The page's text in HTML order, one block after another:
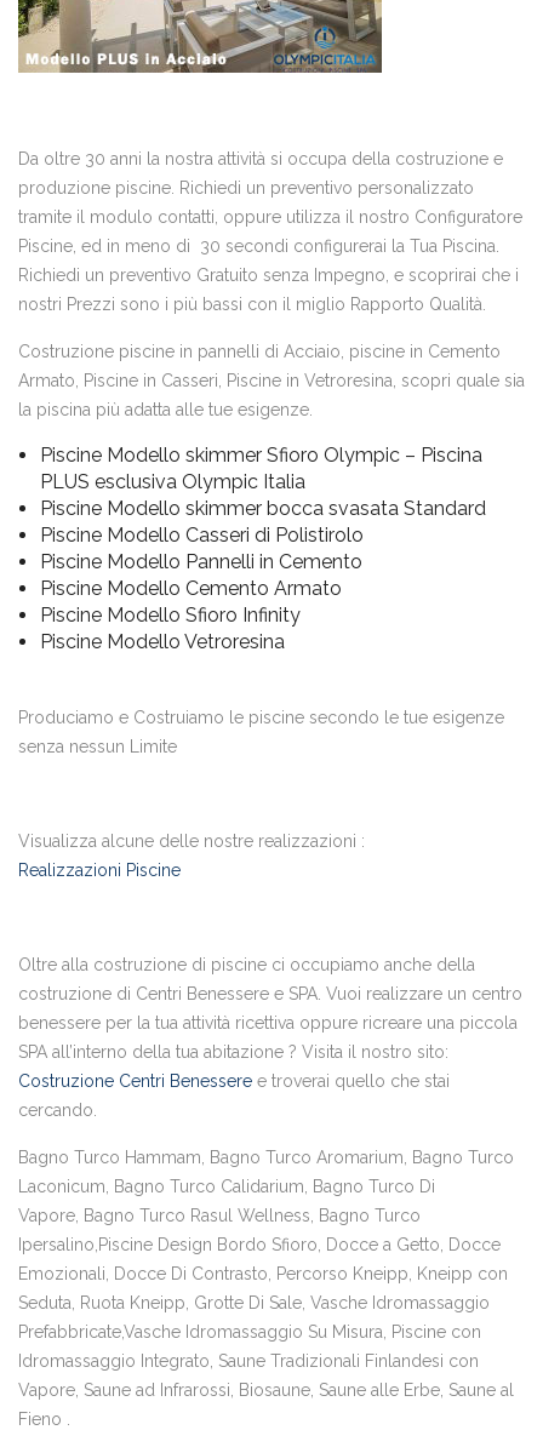
Da oltre 30 anni la nostra attività si occupa della costruzione e
produzione piscine. Richiedi un preventivo personalizzato
tramite il modulo contatti, oppure utilizza il nostro Configuratore
Piscine, ed in meno di 30 secondi configurerai la Tua Piscina.
Richiedi un preventivo Gratuito senza Impegno, e scoprirai che i
nostri Prezzi sono i più bassi con il miglio Rapporto Qualità.
Costruzione piscine in pannelli di Acciaio, piscine in Cemento
Armato, Piscine in Casseri, Piscine in Vetroresina, scopri quale sia
la piscina più adatta alle tue esigenze.
Piscine Modello skimmer Sfioro Olympic – Piscina
PLUS esclusiva Olympic Italia
Piscine Modello skimmer bocca svasata Standard
Piscine Modello Casseri di Polistirolo
Piscine Modello Pannelli in Cemento
Piscine Modello Cemento Armato
Piscine Modello Sfioro Infinity
Piscine Modello Vetroresina
Produciamo e Costruiamo le piscine secondo le tue esigenze
senza nessun Limite
Visualizza alcune delle nostre realizzazioni :
Realizzazioni Piscine
Oltre alla costruzione di piscine ci occupiamo anche della
costruzione di Centri Benessere e SPA. Vuoi realizzare un centro
benessere per la tua attività ricettiva oppure ricreare una piccola
SPA all’interno della tua abitazione ? Visita il nostro sito:
Costruzione Centri Benessere e troverai quello che stai
cercando.
Bagno Turco Hammam, Bagno Turco Aromarium, Bagno Turco
Laconicum, Bagno Turco Calidarium, Bagno Turco Di
Vapore, Bagno Turco Rasul Wellness, Bagno Turco
Ipersalino,Piscine Design Bordo Sfioro, Docce a Getto, Docce
Emozionali, Docce Di Contrasto, Percorso Kneipp, Kneipp con
Seduta, Ruota Kneipp, Grotte Di Sale, Vasche Idromassaggio
Prefabbricate,Vasche Idromassaggio Su Misura, Piscine con
Idromassaggio Integrato, Saune Tradizionali Finlandesi con
Vapore, Saune ad Infrarossi, Biosaune, Saune alle Erbe, Saune al
Fieno .